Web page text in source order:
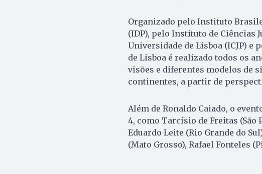
Organizado pelo Instituto
(IDP), pelo Instituto de Ciências
Universidade de Lisboa (ICJP) e
de Lisboa é realizado todos os
visões e diferentes modelos de
continentes, a partir de
Além de Ronaldo Caiado, o
4, como Tarcísio de Freitas (São
Eduardo Leite (Rio Grande do
(Mato Grosso), Rafael Fonteles